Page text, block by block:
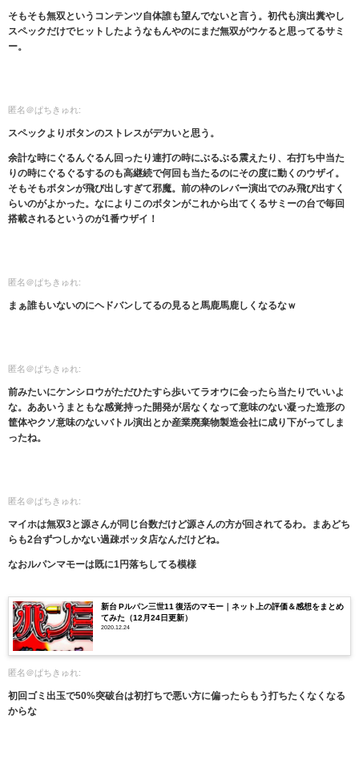
そもそも無双というコンテンツ自体誰も望んでないと言う。初代も演出糞やし
スペックだけでヒットしたようなもんやのにまだ無双がウケると思ってるサミ
ー。
匿名＠ぱちきゅれ:
スペックよりボタンのストレスがデカいと思う。
余計な時にぐるんぐるん回ったり連打の時にぶるぶる震えたり、右打ち中当た
りの時にぐるぐるするのも高継続で何回も当たるのにその度に動くのウザイ。
そもそもボタンが飛び出しすぎて邪魔。前の枠のレバー演出でのみ飛び出すく
らいのがよかった。なによりこのボタンがこれから出てくるサミーの台で毎回
搭載されるというのが1番ウザイ！
匿名＠ぱちきゅれ:
まぁ誰もいないのにヘドバンしてるの見ると馬鹿馬鹿しくなるなｗ
匿名＠ぱちきゅれ:
前みたいにケンシロウがただひたすら歩いてラオウに会ったら当たりでいいよ
な。ああいうまともな感覚持った開発が居なくなって意味のない凝った造形の
筐体やクソ意味のないバトル演出とか産業廃棄物製造会社に成り下がってしま
ったね。
匿名＠ぱちきゅれ:
マイホは無双3と源さんが同じ台数だけど源さんの方が回されてるわ。まあどち
らも2台ずつしかない過疎ボッタ店なんだけどね。
なおルパンマモーは既に1円落ちしてる模様
新台 Pルパン三世11 復活のマモー｜ネット上の評価＆感想をまとめ
てみた（12月24日更新）
2020.12.24
匿名＠ぱちきゅれ:
初回ゴミ出玉で50%突破台は初打ちで悪い方に偏ったらもう打ちたくなくなる
からな